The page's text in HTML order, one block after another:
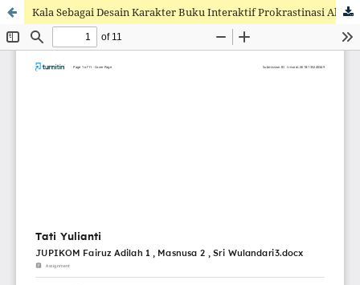
Kala Sebagai Desain Karakter Buku Interaktif Prokrastinasi Akademik Untuk Mahasiswa 18-25 Tahun